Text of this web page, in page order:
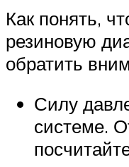
Как понять,
резиновую
обратить
Силу
системе.